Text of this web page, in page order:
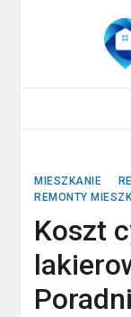
MIESZKANIE
REMONTY
Koszt